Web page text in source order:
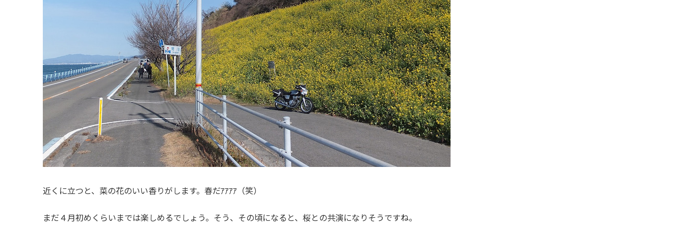
近くに立つと、菜の花のいい香りがします。春だｱｱｱｱ（笑）
まだ４月初めくらいまでは楽しめるでしょう。そう、その頃になると、桜との共演になりそうですね。